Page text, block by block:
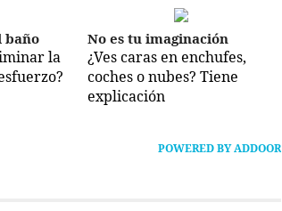
baño
la
No es tu imaginación
¿Ves caras en enchufes,
coches o nubes? Tiene
explicación
POWERED BY ADDOOR